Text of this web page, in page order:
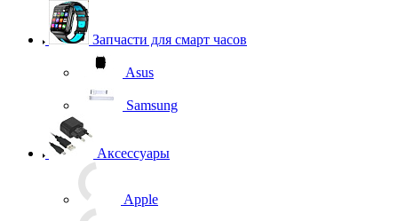
Запчасти для смарт часов
Asus
Samsung
Аксессуары
Apple